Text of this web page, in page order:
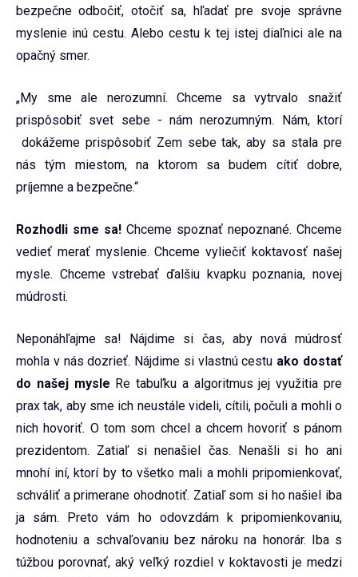
bezpečne odbočiť, otočiť sa, hľadať pre svoje správne
myslenie inú cestu. Alebo cestu k tej istej diaľnici ale na
opačný smer.
„My sme ale nerozumní. Chceme sa vytrvalo snažiť
prispôsobiť svet sebe - nám nerozumným. Nám, ktorí
dokážeme prispôsobiť Zem sebe tak, aby sa stala pre
nás tým miestom, na ktorom sa budem cítiť dobre,
príjemne a bezpečne.“
Rozhodli sme sa! Chceme spoznať nepoznané. Chceme
vedieť merať myslenie. Chceme vyliečiť koktavosť našej
mysle. Chceme vstrebať ďalšiu kvapku poznania, novej
múdrosti.
Neponáhľajme sa! Nájdime si čas, aby nová múdrosť
mohla v nás dozrieť. Nájdime si vlastnú cestu ako dostať
do našej mysle Re tabuľku a algoritmus jej využitia pre
prax tak, aby sme ich neustále videli, cítili, počuli a mohli o
nich hovoriť. O tom som chcel a chcem hovoriť s pánom
prezidentom. Zatiaľ si nenašiel čas. Nenašli si ho ani
mnohí iní, ktorí by to všetko mali a mohli pripomienkovať,
schváliť a primerane ohodnotiť. Zatiaľ som si ho našiel iba
ja sám. Preto vám ho odovzdám k pripomienkovaniu,
hodnoteniu a schvaľovaniu bez nároku na honorár. Iba s
túžbou porovnať, aký veľký rozdiel v koktavosti je medzi